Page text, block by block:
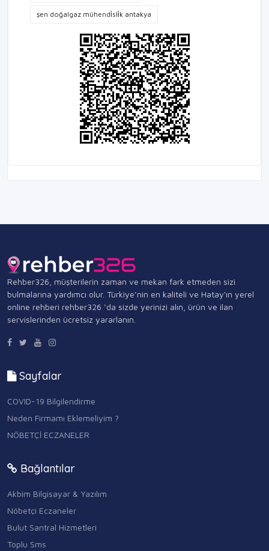
şen doğalgaz mühendi̇sli̇k antakya
Rehber326, müşterilerin zaman ve mekan fark etmeden sizi
bulmalarına yardımcı olur. Türkiye’nin en kaliteli ve Hatay'ın yerel
online rehberi rehber326 ‘da sizde yerinizi alın, ürün ve ilan
servislerinden ücretsiz yararlanın.
Sayfalar
COVID-19 Bilgilendirme
Neden Firmamı Eklemeliyim ?
NÖBETÇİ ECZANELER
Bağlantılar
Akbim Bilgisayar & Yazılım
Nöbetçi Eczaneler
Bulut Santral Hizmetleri
Toplu Sms